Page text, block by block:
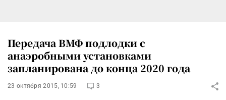
Передача ВМФ подлодки с
анаэробными установками
запланирована до конца 2020 года
23 октября 2015, 10:59 3